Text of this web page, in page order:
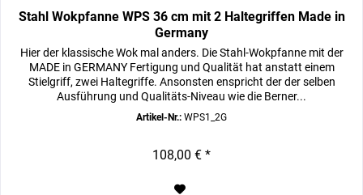
Stahl Wokpfanne WPS 36 cm mit 2 Haltegriffen Made in
Germany
Hier der klassische Wok mal anders. Die Stahl-Wokpfanne mit der
MADE in GERMANY Fertigung und Qualität hat anstatt einem
Stielgriff, zwei Haltegriffe. Ansonsten enspricht der der selben
Ausführung und Qualitäts-Niveau wie die Berner...
Artikel-Nr.: WPS1_2G
108,00 € *